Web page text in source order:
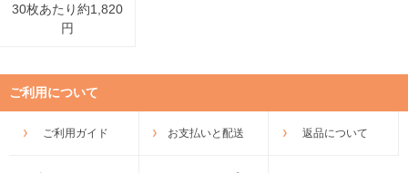
30枚あたり約1,820
円
ご利用について
ご利用ガイド お支払いと配送 返品について